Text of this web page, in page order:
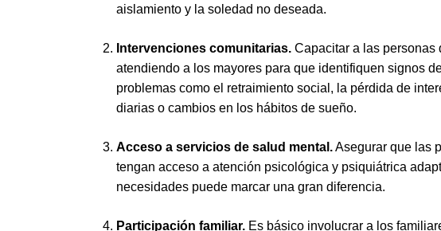
aislamiento y la soledad no deseada.
Intervenciones comunitarias. Capacitar a las personas
atendiendo a los mayores para que identifiquen signos
problemas como el retraimiento social, la pérdida de
diarias o cambios en los hábitos de sueño.
Acceso a servicios de salud mental.Asegurar que las
tengan acceso a atención psicológica y psiquiátrica
necesidades puede marcar una gran diferencia.
Participación familiar. Es básico involucrar a los